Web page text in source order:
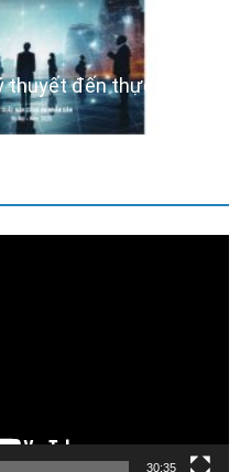
thành với Tổ quốc,
dân – Sáng ngời
mạng”
30:35